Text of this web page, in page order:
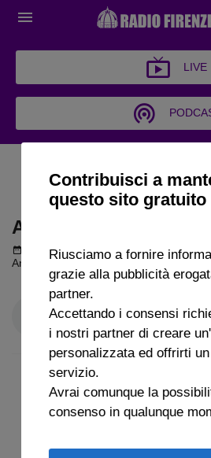
LIVE
ARCHIVIO CHI
2024
ARCHIVIO CHI SI
Podcast del 02 settembre 2024 11m
Antonio Di Gennaro a Radio
Contribuisci a
questo sito gratuito
Riusciamo a fornire
grazie alla pubblicità
partner.
Accettando i consensi
i nostri partner di creare
personalizzata ed offrirti
servizio.
Avrai comunque la
consenso in qualunque